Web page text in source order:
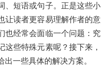
、短语或句子。正是这些小
让读者更容易理解作者的意
也经常会面临一个问题：究
这些特殊元素呢？接下来，
一些具体的解决方案。